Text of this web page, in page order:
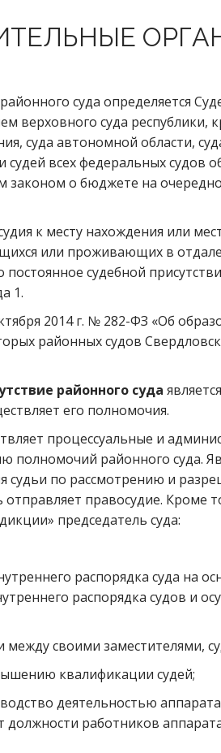
суда определяется
верховного суда республики,
суда автономной области,
судей всех федеральных судов
законом о бюджете на
к месту нахождения или
или проживающих в
судебной
1.
2014 г. № 282-ФЗ «Об
районных судов
районного суда
его полномочия.
процессуальные и
полномочий районного суда.
судьи по рассмотрению и
отправляет правосудие. Кроме
председатель суда:
распорядка суда на
распорядка судов и
между своими заместителями,
квалификации судей;
деятельностью
работников